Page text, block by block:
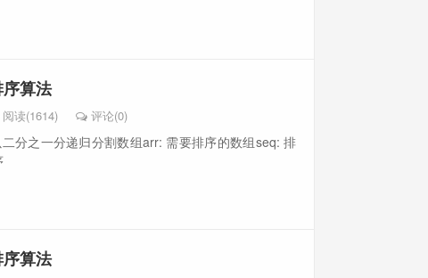
算法
阅读(1614) 评论(0)
分之一分递归分割数组arr: 需要排序的数组seq: 排
算法